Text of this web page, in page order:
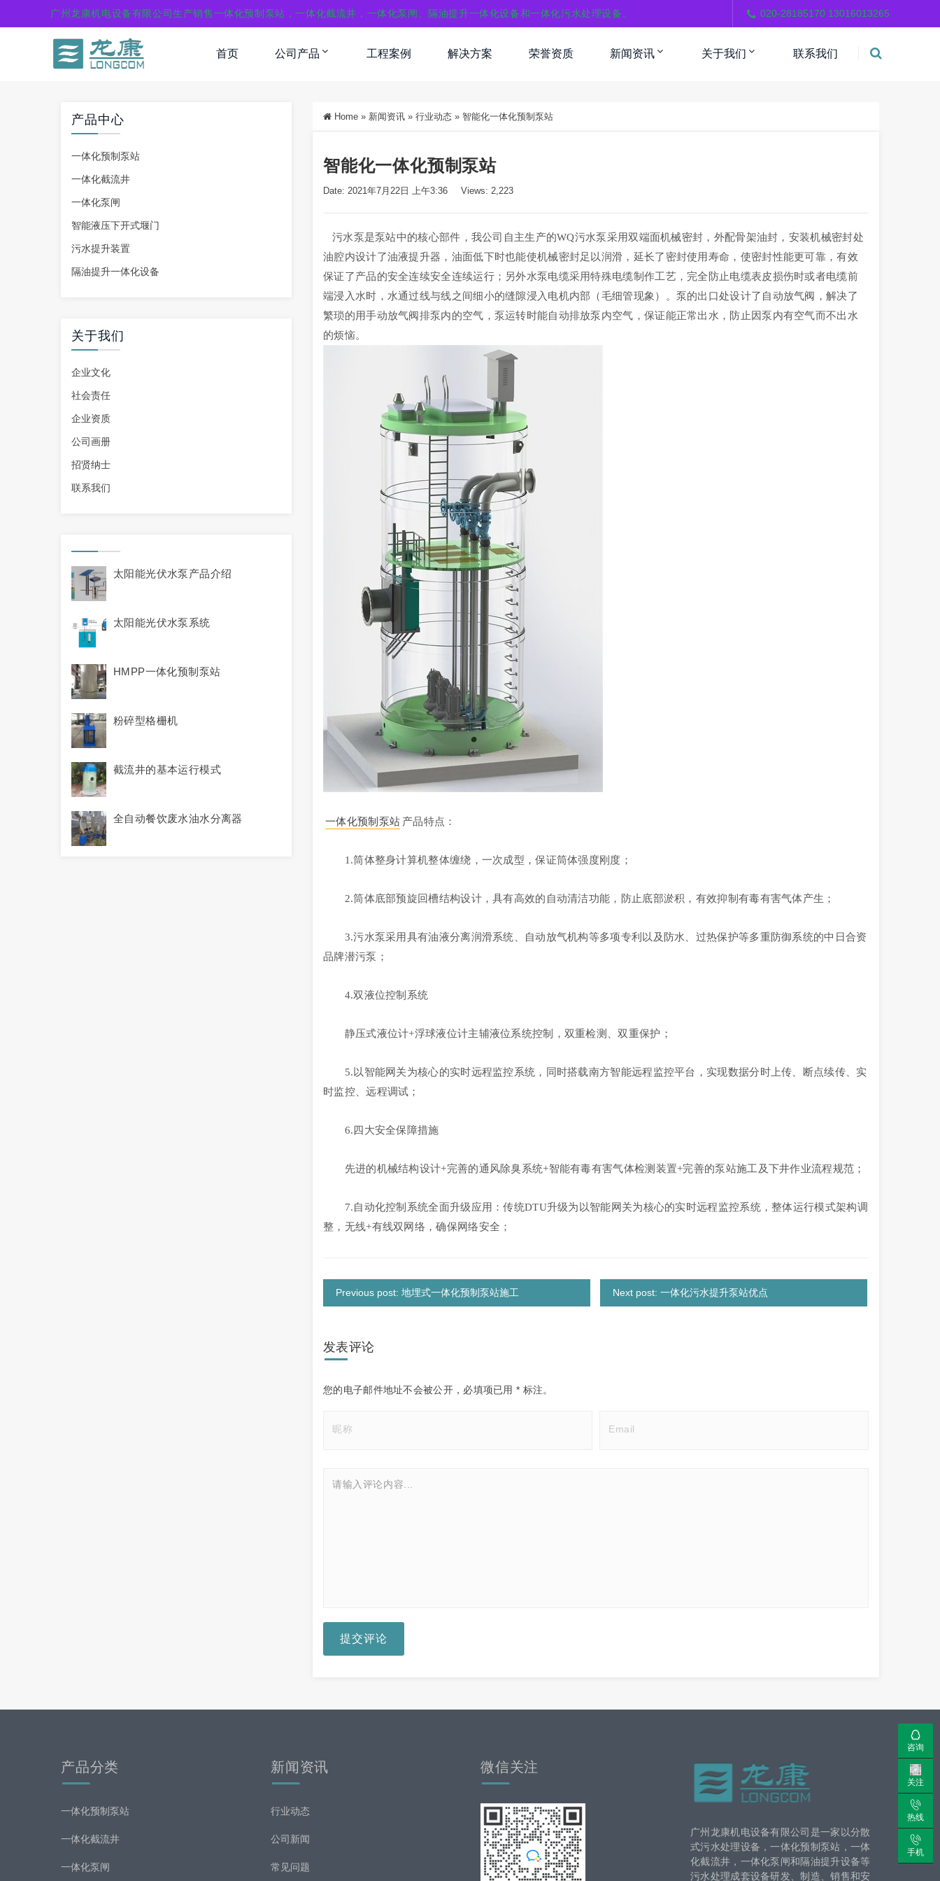
广州龙康机电设备有限公司生产销售一体化预制泵站，一体化截流井，一体化泵闸、隔油提升一体化设备和一体化污水处理设备。 020-28185170 13016013265
首页 公司产品 工程案例 解决方案 荣誉资质 新闻资讯 关于我们 联系我们
产品中心
一体化预制泵站
一体化截流井
一体化泵闸
智能液压下开式堰门
污水提升装置
隔油提升一体化设备
关于我们
企业文化
社会责任
企业资质
公司画册
招贤纳士
联系我们
太阳能光伏水泵产品介绍
太阳能光伏水泵系统
HMPP一体化预制泵站
粉碎型格栅机
截流井的基本运行模式
全自动餐饮废水油水分离器
Home » 新闻资讯 » 行业动态 » 智能化一体化预制泵站
智能化一体化预制泵站
Date: 2021年7月22日 上午3:36 Views: 2,223
污水泵是泵站中的核心部件，我公司自主生产的WQ污水泵采用双端面机械密封，外配骨架油封，安装机械密封处
油腔内设计了油液提升器，油面低下时也能使机械密封足以润滑，延长了密封使用寿命，使密封性能更可靠，有效
保证了产品的安全连续安全连续运行；另外水泵电缆采用特殊电缆制作工艺，完全防止电缆表皮损伤时或者电缆前
端浸入水时，水通过线与线之间细小的缝隙浸入电机内部（毛细管现象）。泵的出口处设计了自动放气阀，解决了
繁琐的用手动放气阀排泵内的空气，泵运转时能自动排放泵内空气，保证能正常出水，防止因泵内有空气而不出水
的烦恼。
一体化预制泵站 产品特点：
1.筒体整身计算机整体缠绕，一次成型，保证筒体强度刚度；
2.筒体底部预旋回槽结构设计，具有高效的自动清洁功能，防止底部淤积，有效抑制有毒有害气体产生；
3.污水泵采用具有油液分离润滑系统、自动放气机构等多项专利以及防水、过热保护等多重防御系统的中日合资
品牌潜污泵；
4.双液位控制系统
静压式液位计+浮球液位计主辅液位系统控制，双重检测、双重保护；
5.以智能网关为核心的实时远程监控系统，同时搭载南方智能远程监控平台，实现数据分时上传、断点续传、实
时监控、远程调试；
6.四大安全保障措施
先进的机械结构设计+完善的通风除臭系统+智能有毒有害气体检测装置+完善的泵站施工及下井作业流程规范；
7.自动化控制系统全面升级应用：传统DTU升级为以智能网关为核心的实时远程监控系统，整体运行模式架构调
整，无线+有线双网络，确保网络安全；
Previous post: 地埋式一体化预制泵站施工 Next post: 一体化污水提升泵站优点
发表评论
您的电子邮件地址不会被公开， 必填项已用* 标注。
提交评论
产品分类
一体化预制泵站
一体化截流井
一体化泵闸
新闻资讯
行业动态
公司新闻
常见问题
微信关注
广州龙康机电设备有限公司是一家以分散
式污水处理设备，一体化预制泵站，一体
化截流井，一体化泵闸和隔油提升设备等
污水处理成套设备研发、制造、销售和安
咨询
关注
热线
手机